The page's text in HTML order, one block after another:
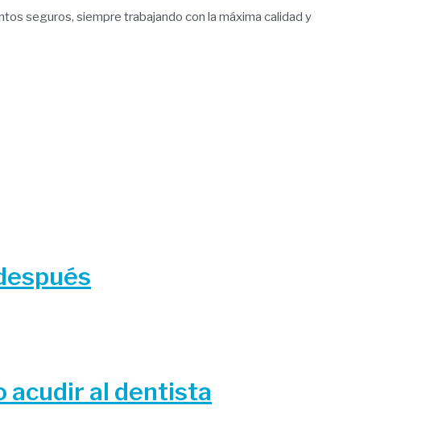
seguros, siempre trabajando con la máxima calidad y
acudir al dentista